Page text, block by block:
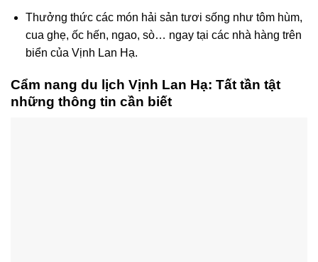
Thưởng thức các món hải sản tươi sống như tôm hùm,
cua ghẹ, ốc hến, ngao, sò… ngay tại các nhà hàng trên
biển của Vịnh Lan Hạ.
Cẩm nang du lịch Vịnh Lan Hạ: Tất tần tật
những thông tin cần biết